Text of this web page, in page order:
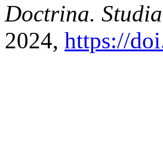
Doctrina.
2024, https://